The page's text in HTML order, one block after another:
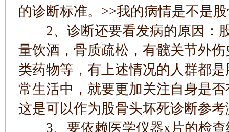
的诊断标准。>>我的病情是不是
2、诊断还要看发病的原因：
量饮酒，骨质疏松，有髋关节外
类药物等，有上述情况的人群都
常生活中，就要更加关注自身是
这是可以作为股骨头坏死诊断参
3、要依赖医学仪器x片的检查